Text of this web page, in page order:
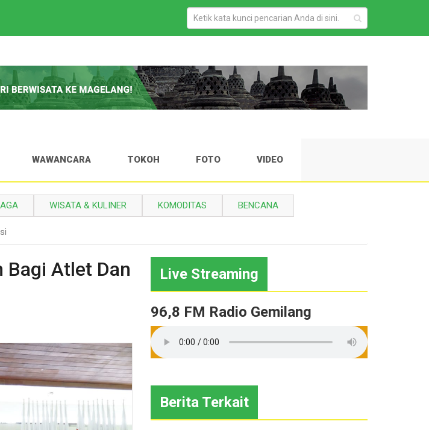
WAWANCARA TOKOH FOTO VIDEO
WISATA & KULINER KOMODITAS BENCANA
Bagi Atlet Dan
Live Streaming
96,8 FM Radio Gemilang
Berita Terkait